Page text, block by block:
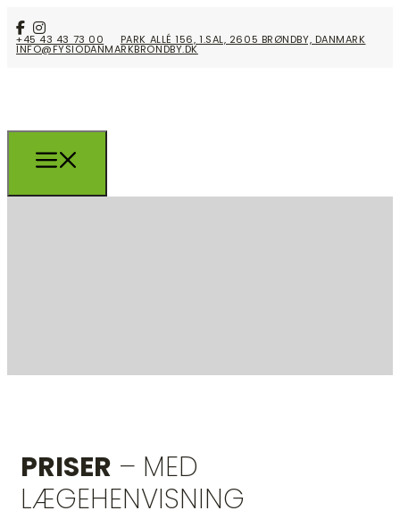
+45 43 43 73 00 PARK ALLÉ 156, 1.SAL, 2605 BRØNDBY, DANMARK
INFO@FYSIODANMARKBRONDBY.DK
PRISER – MED
LÆGEHENVISNING